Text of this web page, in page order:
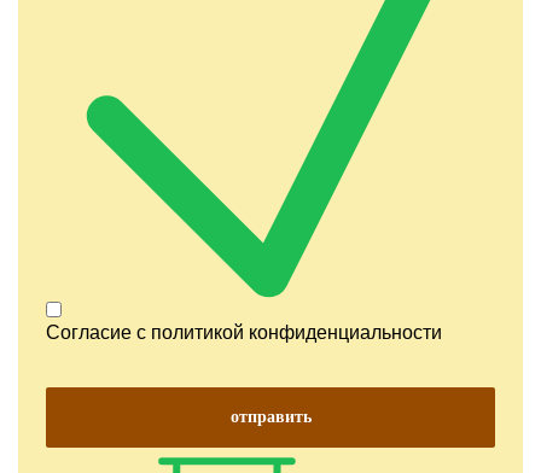
Согласие с политикой конфиденциальности
отправить